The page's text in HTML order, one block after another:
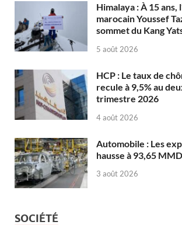
Himalaya : À 15 ans,
marocain Youssef
sommet du Kang
5 août 2026
HCP : Le taux de
recule à 9,5% au
trimestre 2026
4 août 2026
Automobile : Les
hausse à 93,65
3 août 2026
SOCIÉTÉ